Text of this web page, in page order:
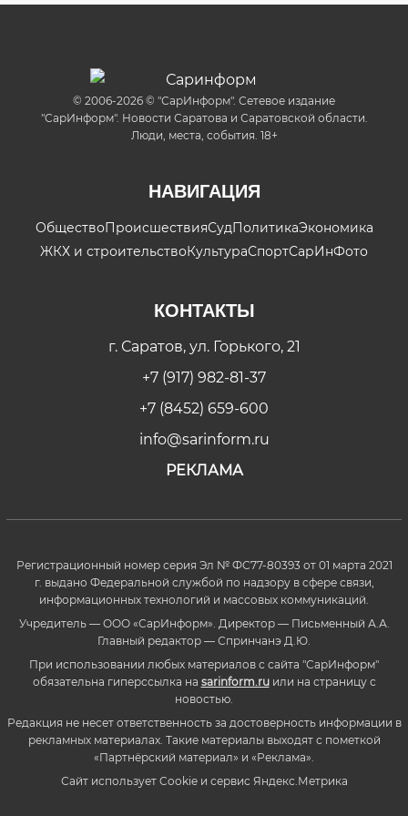
© 2006-2026 © "СарИнформ". Сетевое издание
"СарИнформ". Новости Саратова и Саратовской области.
Люди, места, события. 18+
НАВИГАЦИЯ
ОбществоПроисшествияСудПолитикаЭкономика
ЖКХ и строительствоКультураСпортСарИнФото
КОНТАКТЫ
г. Саратов, ул. Горького, 21
+7 (917) 982-81-37
+7 (8452) 659-600
info@sarinform.ru
РЕКЛАМА
Регистрационный номер серия Эл № ФС77-80393 от 01 марта 2021
г. выдано Федеральной службой по надзору в сфере связи,
информационных технологий и массовых коммуникаций.
Учредитель — ООО «СарИнформ». Директор — Письменный А.А.
Главный редактор — Спринчанэ Д.Ю.
При использовании любых материалов с сайта "СарИнформ"
обязательна гиперссылка на sarinform.ruили на страницу с
новостью.
Редакция не несет ответственность за достоверность информации в
рекламных материалах. Такие материалы выходят с пометкой
«Партнёрский материал» и «Реклама».
Сайт использует Cookie и сервиc Яндекс.Метрика